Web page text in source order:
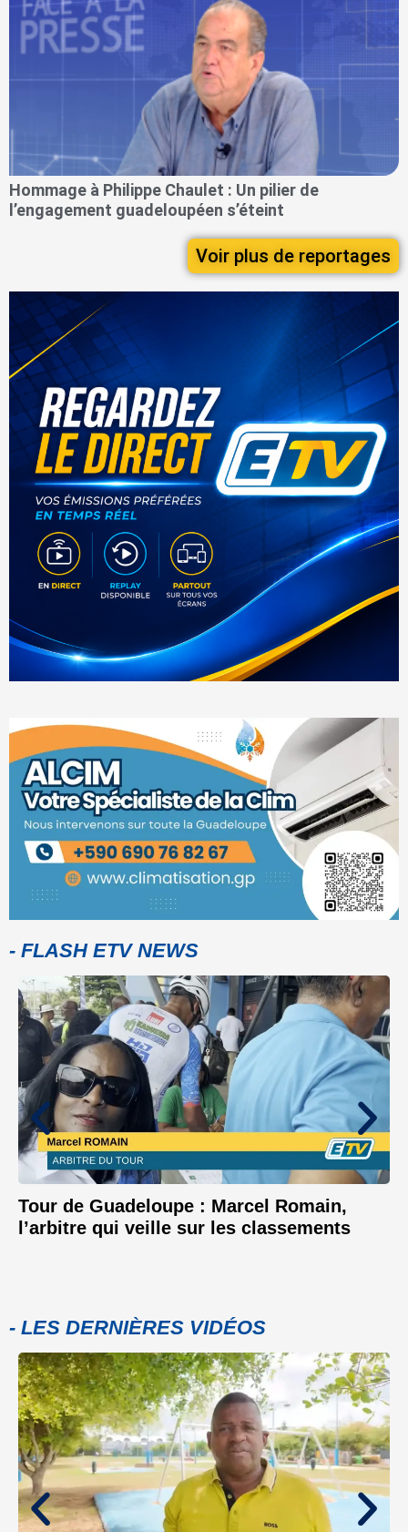
Hommage à Philippe Chaulet : Un pilier de
l’engagement guadeloupéen s’éteint
Voir plus de reportages
- FLASH ETV NEWS
Tour de Guadeloupe : Marcel Romain,
l’arbitre qui veille sur les classements
- LES DERNIÈRES VIDÉOS